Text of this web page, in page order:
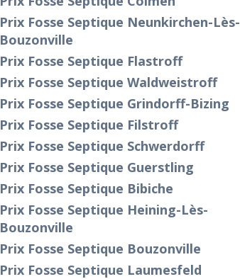
Prix Fosse Septique Neunkirchen-Lès-
Bouzonville
Prix Fosse Septique Flastroff
Prix Fosse Septique Waldweistroff
Prix Fosse Septique Grindorff-Bizing
Prix Fosse Septique Filstroff
Prix Fosse Septique Schwerdorff
Prix Fosse Septique Guerstling
Prix Fosse Septique Bibiche
Prix Fosse Septique Heining-Lès-
Bouzonville
Prix Fosse Septique Bouzonville
Prix Fosse Septique Laumesfeld